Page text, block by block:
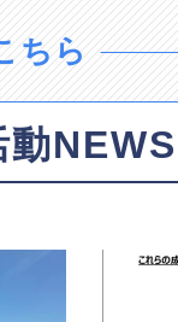
ちら
NEWS